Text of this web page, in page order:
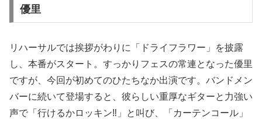
優里
リハーサルでは挨拶がわりに「ドライフラワー」を披露
し、本番がスタート。すっかりフェスの常連となった優里
ですが、今回が初めてのひたちなか出演です。バンドメン
バーに続いて登場すると、彼らしい重厚なギターと力強い
声で「行けるかロッキン‼︎」と叫び、「カーテンコール」